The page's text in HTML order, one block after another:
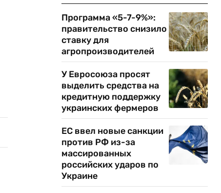
Программа «5-7-9%»:
правительство снизило
ставку для
агропроизводителей
У Евросоюза просят
выделить средства на
кредитную поддержку
украинских фермеров
ЕС ввел новые санкции
против РФ из-за
массированных
российских ударов по
Украине